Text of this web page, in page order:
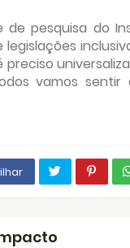
de pesquisa do
vamos